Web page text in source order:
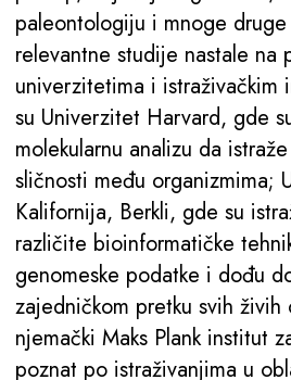
paleontologiju i mnoge
relevantne studije nastale na
univerzitetima i istraživačkim
su Univerzitet Harvard, gde
molekularnu analizu da
sličnosti među organizmima;
Kalifornija, Berkli, gde su
različite bioinformatičke
genomeske podatke i dođu
zajedničkom pretku svih živih
njemački Maks Plank institut
poznat po istraživanjima u